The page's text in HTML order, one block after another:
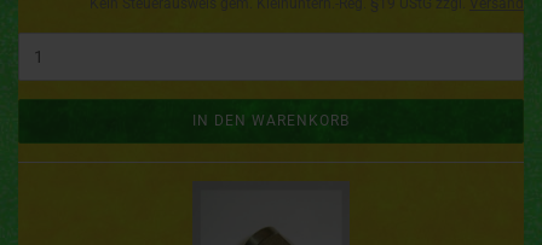
IN DEN WARENKORB